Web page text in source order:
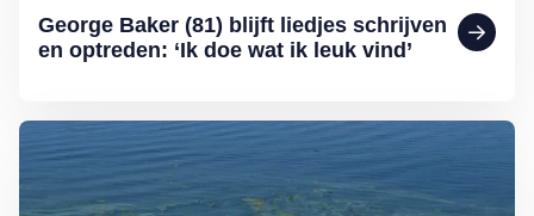
George Baker (81) blijft liedjes schrijven
en optreden: ‘Ik doe wat ik leuk vind’
Lees meer over Zwemmen in open water? Waak voor blauwalg en